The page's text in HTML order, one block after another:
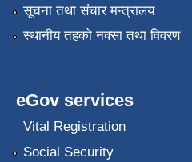
सूचना तथा संचार मन्त्रालय
स्थानीय तहको नक्सा तथा विवरण
eGov services
Vital Registration
Social Security